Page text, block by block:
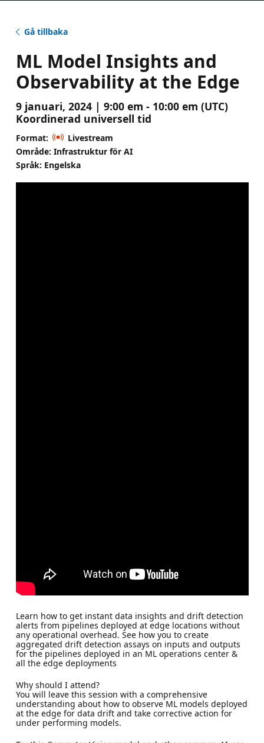
Gå tillbaka
ML Model Insights and
Observability at the Edge
9 januari, 2024 | 9:00 em - 10:00 em (UTC)
Koordinerad universell tid
Format:
Livestream
Område: Infrastruktur för AI
Språk: Engelska
Learn how to get instant data insights and drift detection
alerts from pipelines deployed at edge locations without
any operational overhead. See how you to create
aggregated drift detection assays on inputs and outputs
for the pipelines deployed in an ML operations center &
all the edge deployments
Why should I attend?
You will leave this session with a comprehensive
understanding about how to observe ML models deployed
at the edge for data drift and take corrective action for
under performing models.